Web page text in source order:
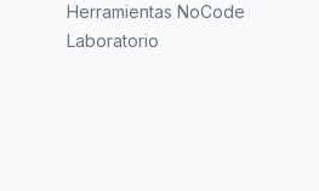
Herramientas NoCode
Laboratorio